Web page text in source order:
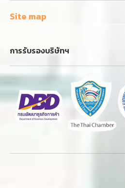
Site map
การรับรองบริษัทฯ